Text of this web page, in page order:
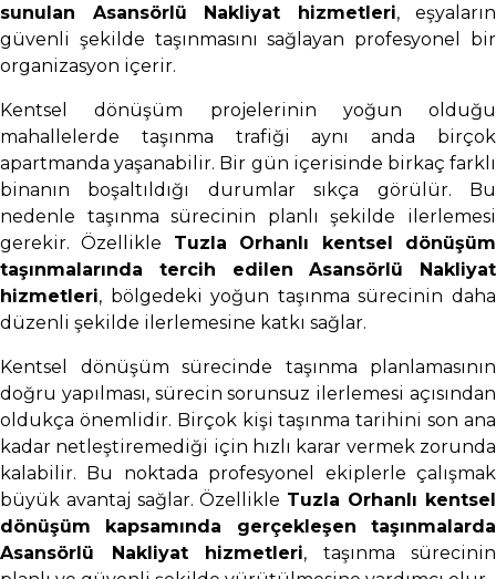
sunulan Asansörlü Nakliyat hizmetleri, eşyaların
güvenli şekilde taşınmasını sağlayan profesyonel bir
organizasyon içerir.
Kentsel dönüşüm projelerinin yoğun olduğu
mahallelerde taşınma trafiği aynı anda birçok
apartmanda yaşanabilir. Bir gün içerisinde birkaç farklı
binanın boşaltıldığı durumlar sıkça görülür. Bu
nedenle taşınma sürecinin planlı şekilde ilerlemesi
gerekir. Özellikle Tuzla Orhanlı kentsel dönüşüm
taşınmalarında tercih edilen Asansörlü Nakliyat
hizmetleri, bölgedeki yoğun taşınma sürecinin daha
düzenli şekilde ilerlemesine katkı sağlar.
Kentsel dönüşüm sürecinde taşınma planlamasının
doğru yapılması, sürecin sorunsuz ilerlemesi açısından
oldukça önemlidir. Birçok kişi taşınma tarihini son ana
kadar netleştiremediği için hızlı karar vermek zorunda
kalabilir. Bu noktada profesyonel ekiplerle çalışmak
büyük avantaj sağlar. Özellikle Tuzla Orhanlı kentsel
dönüşüm kapsamında gerçekleşen taşınmalarda
Asansörlü Nakliyat hizmetleri, taşınma sürecinin